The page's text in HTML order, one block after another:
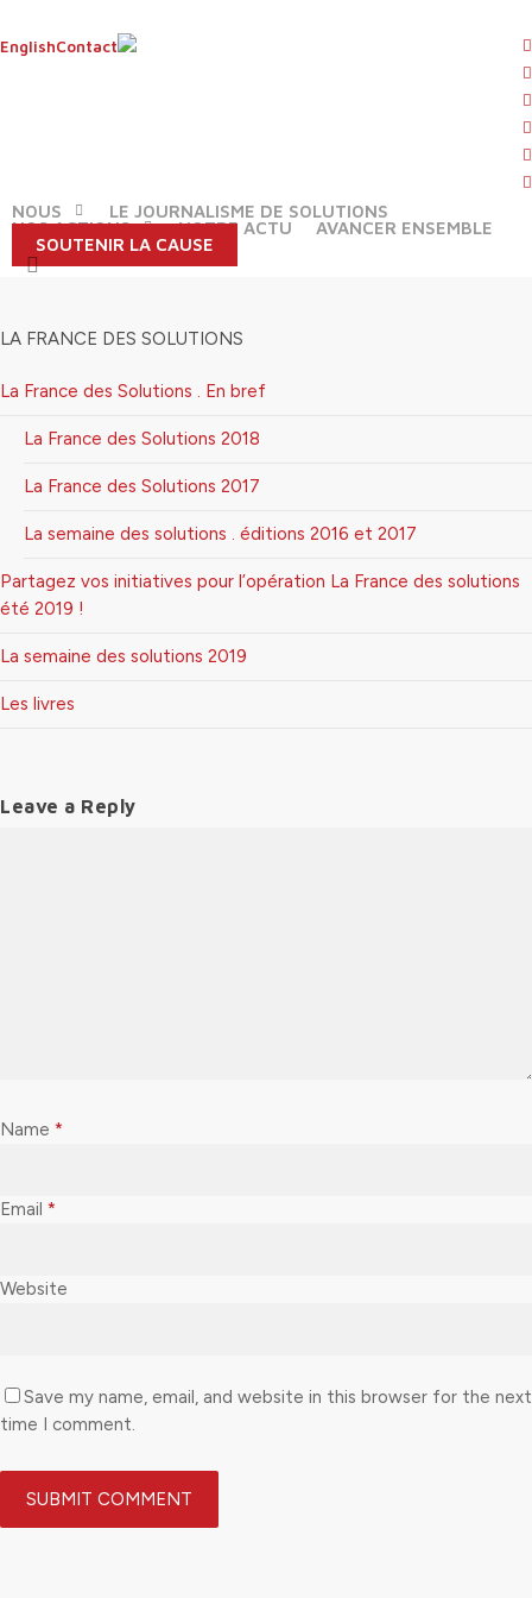
to
EnglishContact
NOUS
LE JOURNALISME DE SOLUTIONS
NOS ACTIONS
NOTRE ACTU
AVANCER ENSEMBLE
SOUTENIR LA CAUSE
search
LA FRANCE DES SOLUTIONS
La France des Solutions . En bref
La France des Solutions 2018
La France des Solutions 2017
La semaine des solutions . éditions 2016 et 2017
Partagez vos initiatives pour l’opération La France des solutions
été 2019 !
La semaine des solutions 2019
Les livres
Leave a Reply
Name *
Email *
Website
Save my name, email, and website in this browser for the next
time I comment.